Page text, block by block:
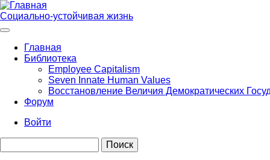
Перейти
к
основному
Социально-устойчивая жизнь
Main
navigation
Главная
Библиотека
Employee Capitalism
Seven Innate Human Values
Восстановление Величия Демократических
Форум
menu
Войти